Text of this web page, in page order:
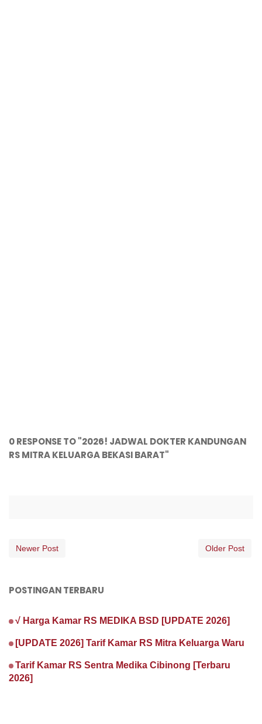
0 RESPONSE TO "2026! JADWAL DOKTER KANDUNGAN
RS MITRA KELUARGA BEKASI BARAT"
Newer Post Older Post
POSTINGAN TERBARU
√ Harga Kamar RS MEDIKA BSD [UPDATE 2026]
[UPDATE 2026] Tarif Kamar RS Mitra Keluarga Waru
Tarif Kamar RS Sentra Medika Cibinong [Terbaru
2026]